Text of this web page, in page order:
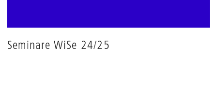
Seminare WiSe 24/25